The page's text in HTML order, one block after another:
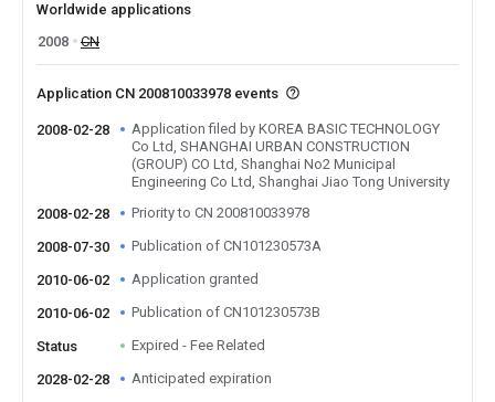
Worldwide applications
2008
CN
Application CN 200810033978 events
2008-02-28
Application filed by KOREA BASIC TECHNOLOGY
Co Ltd, SHANGHAI URBAN CONSTRUCTION
(GROUP) CO Ltd, Shanghai No2 Municipal
Engineering Co Ltd, Shanghai Jiao Tong University
2008-02-28
Priority to CN 200810033978
2008-07-30 Publication of CN101230573A
2010-06-02 Application granted
2010-06-02 Publication of CN101230573B
Status Expired - Fee Related
2028-02-28 Anticipated expiration